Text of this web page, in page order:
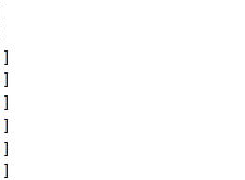
]
]
]
]
]
]